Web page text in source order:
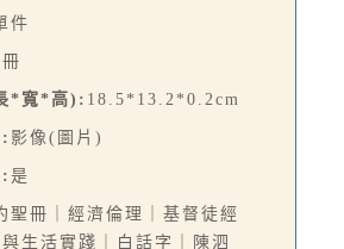
件
*寬*高): 18.5*13.2*0.2cm
影像(圖片)
是
聖冊｜經濟倫理｜基督徒經
生活實踐｜白話字｜陳泗